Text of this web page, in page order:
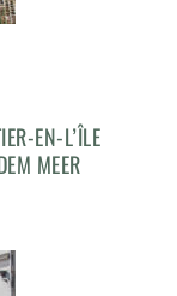
EN-L’ÎLE
MEER